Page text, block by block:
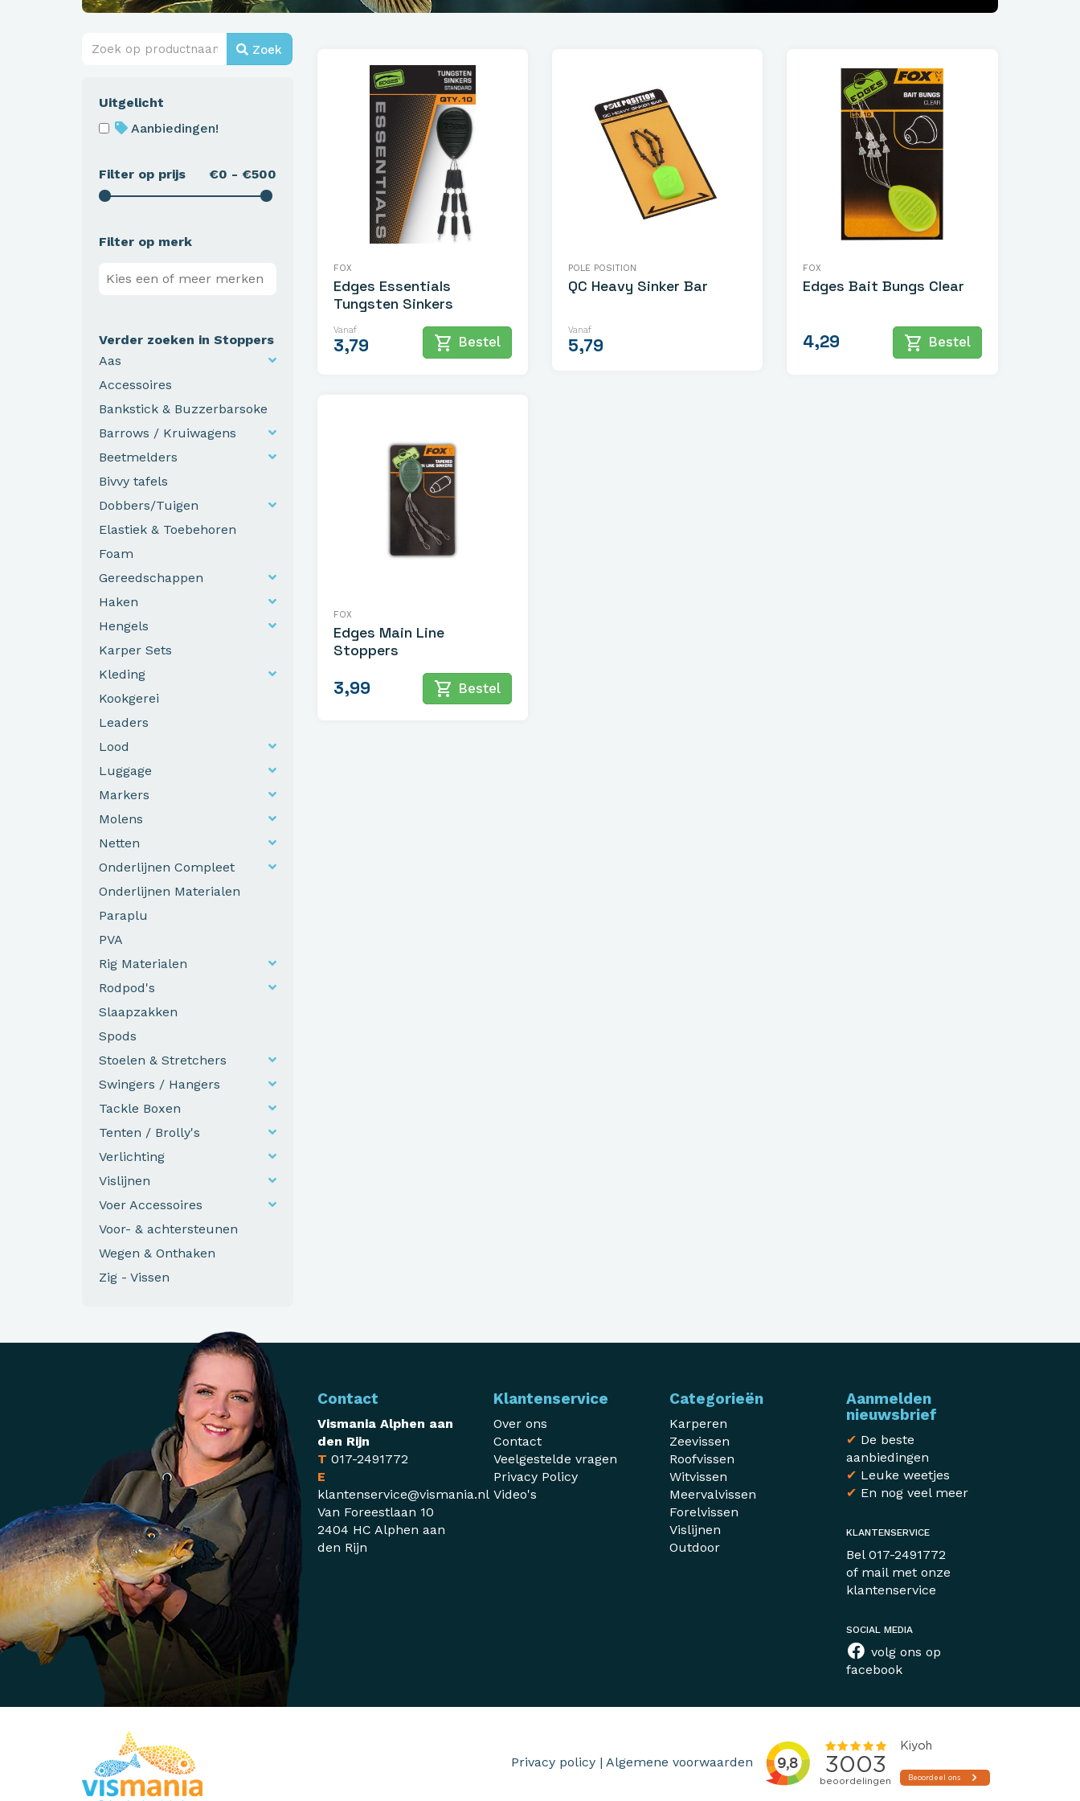
Zoek
Uitgelicht
Aanbiedingen!
€0 - €500
Filter op prijs
Filter op merk
Verder zoeken in Stoppers
Aas
Accessoires
Bankstick & Buzzerbarsoke
Barrows / Kruiwagens
Beetmelders
Bivvy tafels
Dobbers/Tuigen
Elastiek & Toebehoren
Foam
Gereedschappen
Haken
Hengels
Karper Sets
Kleding
Kookgerei
Leaders
Lood
Luggage
Markers
Molens
Netten
Onderlijnen Compleet
Onderlijnen Materialen
Paraplu
PVA
Rig Materialen
Rodpod's
Slaapzakken
Spods
Stoelen & Stretchers
Swingers / Hangers
Tackle Boxen
Tenten / Brolly's
Verlichting
Vislijnen
Voer Accessoires
Voor- & achtersteunen
Wegen & Onthaken
Zig - Vissen
FOX
Edges Essentials
Tungsten Sinkers
Vanaf
3,79 shopping_cart Bestel
POLE POSITION
QC Heavy Sinker Bar
Vanaf
5,79
FOX
Edges Bait Bungs Clear
4,29 shopping_cart Bestel
FOX
Edges Main Line
Stoppers
3,99 shopping_cart Bestel
Contact
Vismania Alphen aan
den Rijn
T 017-2491772
E
klantenservice@vismania.nl
Van Foreestlaan 10
2404 HC Alphen aan
den Rijn
Klantenservice
Over ons
Contact
Veelgestelde vragen
Privacy Policy
Video's
Categorieën
Karperen
Zeevissen
Roofvissen
Witvissen
Meervalvissen
Forelvissen
Vislijnen
Outdoor
Aanmelden
nieuwsbrief
✔ De beste
aanbiedingen
✔ Leuke weetjes
✔ En nog veel meer
KLANTENSERVICE
Bel 017-2491772
of mail met onze
klantenservice
SOCIAL MEDIA
volg ons op
facebook
Privacy policy | Algemene voorwaarden